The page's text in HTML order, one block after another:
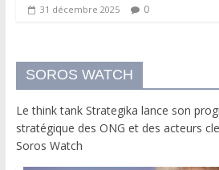
31 décembre 2025 0
SOROS WATCH
Le think tank Strategika lance son
stratégique des ONG et des acteurs
Soros Watch